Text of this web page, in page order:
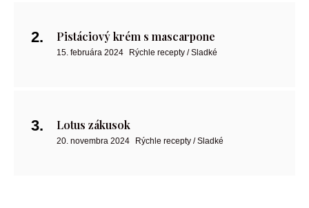
Pistáciový krém s mascarpone
15. februára 2024 Rýchle recepty / Sladké
Lotus zákusok
20. novembra 2024 Rýchle recepty / Sladké